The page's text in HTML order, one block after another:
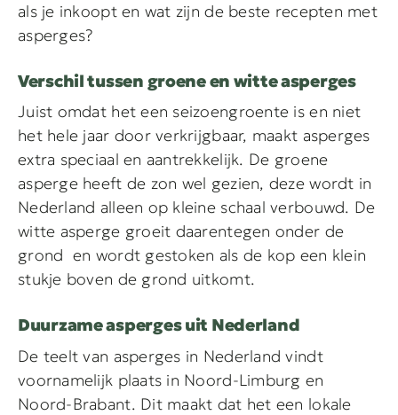
als je inkoopt en wat zijn de beste recepten met
asperges?
Verschil tussen groene en witte asperges
Juist omdat het een seizoengroente is en niet
het hele jaar door verkrijgbaar, maakt asperges
extra speciaal en aantrekkelijk. De groene
asperge heeft de zon wel gezien, deze wordt in
Nederland alleen op kleine schaal verbouwd. De
witte asperge groeit daarentegen onder de
grond en wordt gestoken als de kop een klein
stukje boven de grond uitkomt.
Duurzame asperges uit Nederland
De teelt van asperges in Nederland vindt
voornamelijk plaats in Noord-Limburg en
Noord-Brabant. Dit maakt dat het een lokale